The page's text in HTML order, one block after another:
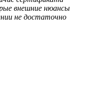
внешние нюансы
не достаточно